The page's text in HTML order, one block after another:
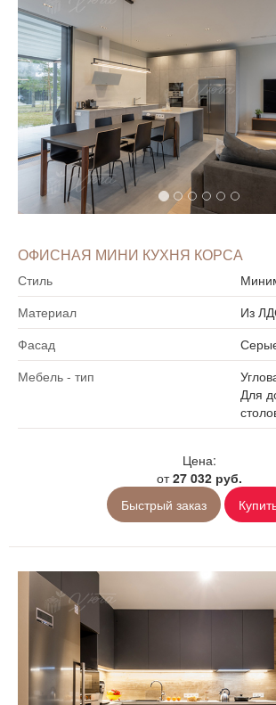
ОФИСНАЯ МИНИ КУХНЯ КОРСА
Стиль
Материал
Из
Фасад
Мебель - тип
Для
Цена:
от27 032 руб.
Быстрый заказ